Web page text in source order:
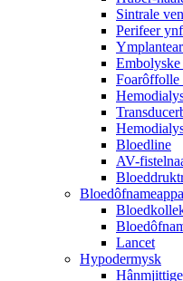
Sintrale
Perifeer
Embolyske
Foarôffolle
Bloedline
AV-
Lancet
Hypodermysk